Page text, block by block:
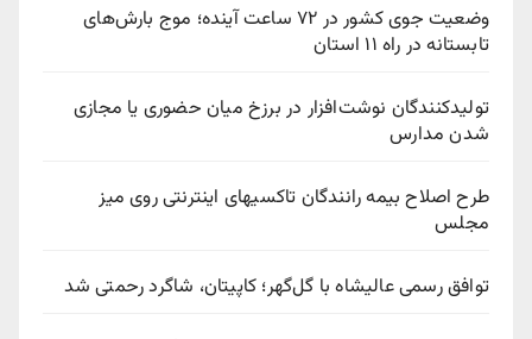
وضعیت جوی کشور در ۷۲ ساعت آینده؛ موج بارش‌های
تابستانه در راه ۱۱ استان
تولیدکنندگان نوشت‌افزار در برزخ میان حضوری یا مجازی
شدن مدارس
طرح اصلاح بیمه رانندگان تاکسیهای اینترنتی روی میز
مجلس
توافق رسمی عالیشاه با گل‌گهر؛ کاپیتان، شاگرد رحمتی شد